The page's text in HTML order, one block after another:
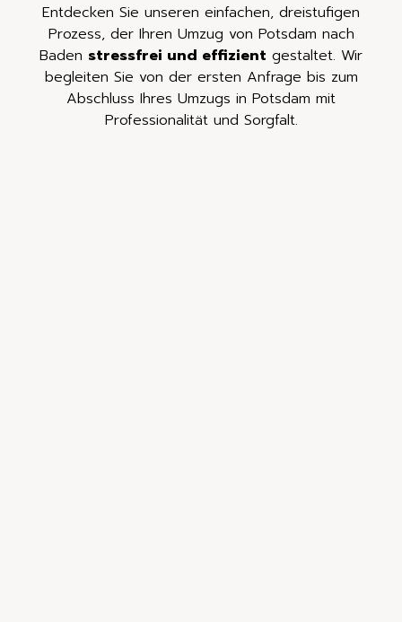
Entdecken Sie unseren einfachen, dreistufigen
Prozess, der Ihren Umzug von Potsdam nach
Baden stressfrei und effizient gestaltet. Wir
begleiten Sie von der ersten Anfrage bis zum
Abschluss Ihres Umzugs in Potsdam mit
Professionalität und Sorgfalt.